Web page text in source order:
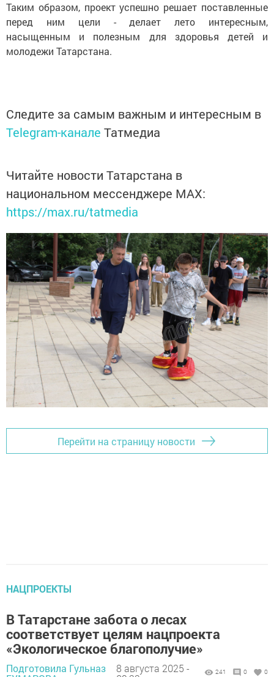
Таким образом, проект успешно решает поставленные
перед ним цели - делает лето интересным,
насыщенным и полезным для здоровья детей и
молодежи Татарстана.
Следите за самым важным и интересным в
Telegram-канале Татмедиа
Читайте новости Татарстана в
национальном мессенджере MАХ:
https://max.ru/tatmedia
Перейти на страницу новости
НАЦПРОЕКТЫ
В Татарстане забота о лесах
соответствует целям нацпроекта
«Экологическое благополучие»
Подготовила Гульназ
8 августа 2025 -
241 0 0